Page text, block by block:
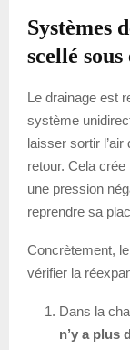
Systèmes
scellé
Le drainage est
système
laisser sortir
retour. Cela
une pression
reprendre sa
Concrètement,
vérifier la
Dans la
n’y a plus